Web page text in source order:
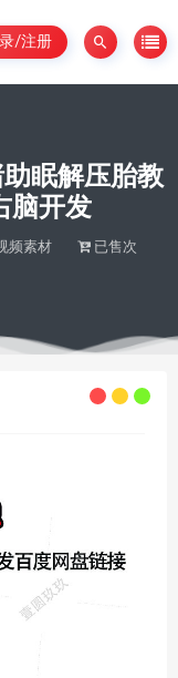
/注册
眠解压胎教
脑开发
频素材
已售次
胎教增强激发记忆MP3右脑开发